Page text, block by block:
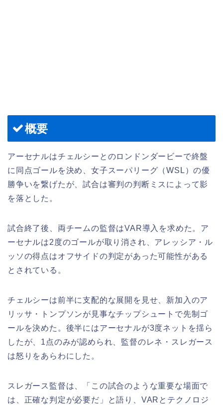
概要
アーセナルはチェルシーとのロンドンダービーで終盤
に同点ゴールを決め、女子スーパリーグ（WSL）の優
勝争いを繋げたが、試合は審判の判断ミスによって影
を落とした。
試合終了後、両チームの監督はVAR導入を求めた。ア
ーセナルは2度のゴールが取り消され、アレッシア・ル
ッソの得点はオフサイドの判定があった可能性がある
とされている。
チェルシーは前半に支配的な展開を見せ、新加入のア
リッサ・トンプソンが見事なチップシュートで先制ゴ
ールを決めた。後半にはアーセナルが3度ネットを揺ら
したが、1点のみが認められ、監督のレネ・スレガース
は怒りをあらわにした。
スレガース監督は、「この試合のような重要な場面で
は、正確な判定が必要だ」と語り、VARとテクノロジ